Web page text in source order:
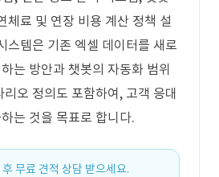
체료 및 연장 비용 계산 정책 설
스템은 기존 엑셀 데이터를 새로
는 방안과 챗봇의 자동화 범위
오 정의도 포함하여, 고객 응대
는 것을 목표로 합니다.
무료 견적 상담 받으세요.